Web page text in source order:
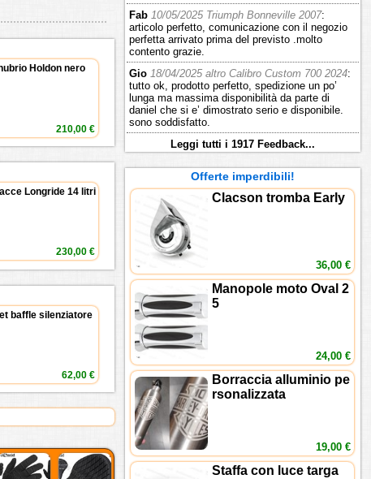
Holdon nero
210,00 €
Longride 14 litri
230,00 €
baffle silenziatore
62,00 €
Fab 10/05/2025 Triumph Bonneville 2007:
articolo perfetto, comunicazione con il negozio
perfetta arrivato prima del previsto .molto
contento grazie.
Gio 18/04/2025 altro Calibro Custom 700 2024:
tutto ok, prodotto perfetto, spedizione un po’
lunga ma massima disponibilità da parte di
daniel che si e’ dimostrato serio e disponibile.
sono soddisfatto.
Leggi tutti i 1917 Feedback...
Offerte imperdibili!
Clacson tromba Early
36,00 €
Manopole moto Oval 2
5
24,00 €
Borraccia alluminio pe
rsonalizzata
19,00 €
Staffa con luce targa